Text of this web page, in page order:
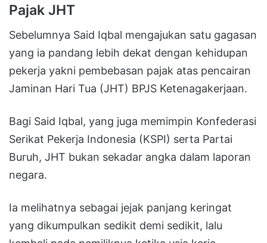
Pajak JHT
Sebelumnya Said Iqbal mengajukan satu gagasan
yang ia pandang lebih dekat dengan kehidupan
pekerja yakni pembebasan pajak atas pencairan
Jaminan Hari Tua (JHT) BPJS Ketenagakerjaan.
Bagi Said Iqbal, yang juga memimpin Konfederasi
Serikat Pekerja Indonesia (KSPI) serta Partai
Buruh, JHT bukan sekadar angka dalam laporan
negara.
Ia melihatnya sebagai jejak panjang keringat
yang dikumpulkan sedikit demi sedikit, lalu